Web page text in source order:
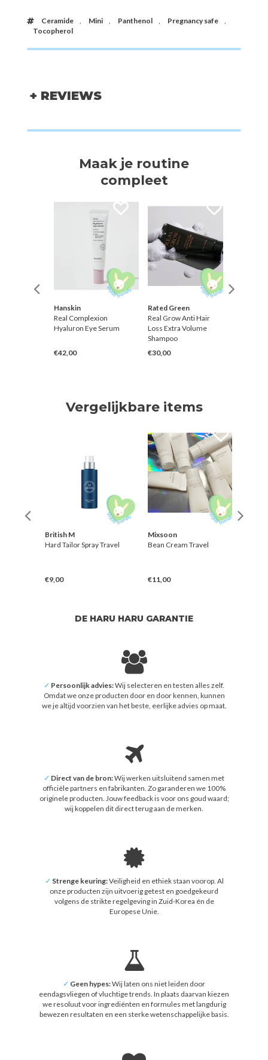
Ceramide Mini Panthenol Pregnancy safe
Tocopherol
+ REVIEWS
Maak je routine
compleet
Hanskin
Real Complexion
Hyaluron Eye Serum
€42,00
Rated Green
Real Grow Anti Hair
Loss Extra Volume
Shampoo
€30,00
Vergelijkbare items
British M
Hard Tailor Spray Travel
€9,00
Mixsoon
Bean Cream Travel
€11,00
DE HARU HARU GARANTIE
✓ Persoonlijk advies:Wij selecteren en testen alles zelf.
Omdat we onze producten door en door kennen, kunnen
we je altijd voorzien van het beste, eerlijke advies op maat.
✓ Direct van de bron:Wij werken uitsluitend samen met
officiële partners en fabrikanten. Zo garanderen we 100%
originele producten. Jouw feedback is voor ons goud waard;
wij koppelen dit direct terug aan de merken.
✓ Strenge keuring:Veiligheid en ethiek staan voorop. Al
onze producten zijn uitvoerig getest en goedgekeurd
volgens de strikte regelgeving in Zuid-Korea én de
Europese Unie.
✓ Geen hypes:Wij laten ons niet leiden door
eendagsvliegen of vluchtige trends. In plaats daarvan kiezen
we resoluut voor ingrediënten en formules met langdurig
bewezen resultaten en een sterke wetenschappelijke basis.